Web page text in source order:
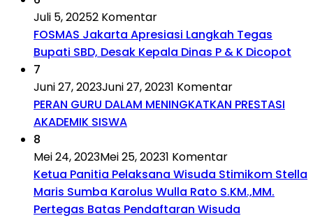
Juli 5, 20252 Komentar
FOSMAS Jakarta Apresiasi Langkah Tegas
Bupati SBD, Desak Kepala Dinas P & K Dicopot
7
Juni 27, 2023Juni 27, 20231 Komentar
PERAN GURU DALAM MENINGKATKAN PRESTASI
AKADEMIK SISWA
8
Mei 24, 2023Mei 25, 20231 Komentar
Ketua Panitia Pelaksana Wisuda Stimikom Stella
Maris Sumba Karolus Wulla Rato S.KM.,MM.
Pertegas Batas Pendaftaran Wisuda